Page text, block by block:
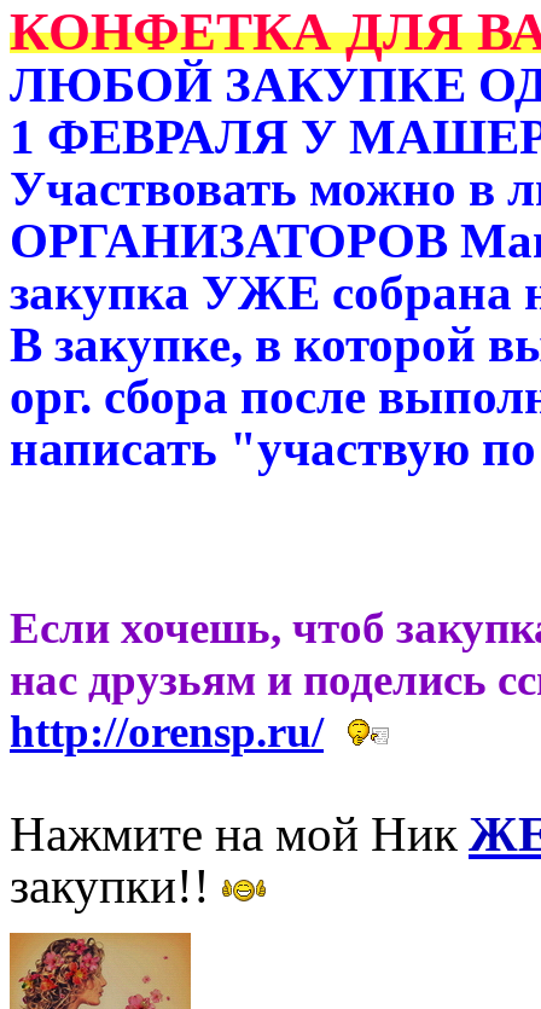
КОНФЕТКА ДЛЯ
ЛЮБОЙ ЗАКУПКЕ
1 ФЕВРАЛЯ У
Участвовать можно в
ОРГАНИЗАТОРОВ
закупка УЖЕ собрана
В закупке, в которой
орг. сбора после
написать
Если хочешь, чтоб
нас друзьям и поделись
http://orensp.ru/
Нажмите на мой Ник
закупки!!